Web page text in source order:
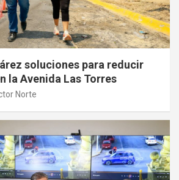
soluciones para reducir
la Avenida Las Torres
Norte